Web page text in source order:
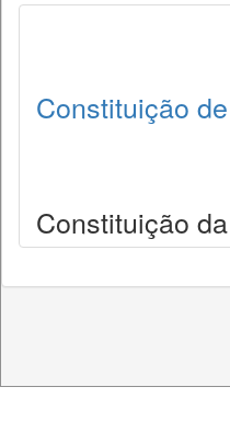
Constituição
Constituição